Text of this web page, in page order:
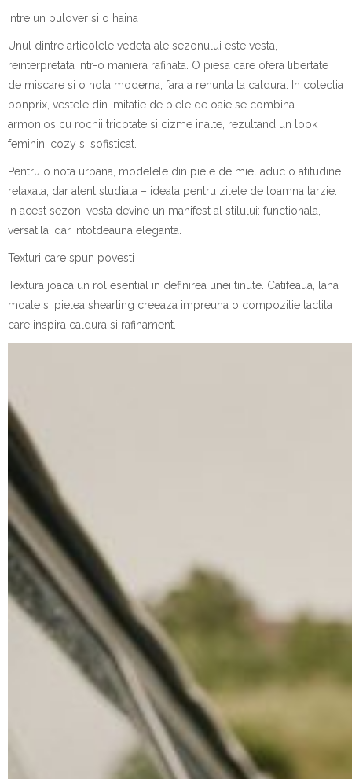
Intre un pulover si o haina
Unul dintre articolele vedeta ale sezonului este vesta,
reinterpretata intr-o maniera rafinata. O piesa care ofera libertate
de miscare si o nota moderna, fara a renunta la caldura. In colectia
bonprix , vestele din imitatie de piele de oaie se combina
armonios cu rochii tricotate si cizme inalte, rezultand un look
feminin, cozy si sofisticat.
Pentru o nota urbana, modelele din piele de miel aduc o atitudine
relaxata, dar atent studiata – ideala pentru zilele de toamna tarzie.
In acest sezon, vesta devine un manifest al stilului: functionala,
versatila, dar intotdeauna eleganta.
Texturi care spun povesti
Textura joaca un rol esential in definirea unei tinute. Catifeaua, lana
moale si pielea shearling creeaza impreuna o compozitie tactila
care inspira caldura si rafinament.